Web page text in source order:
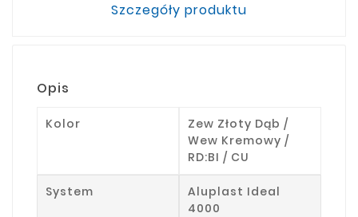
Szczegóły produktu
Opis
Kolor
Zew Złoty Dąb /
Wew Kremowy /
RD:BI / CU
System
Aluplast Ideal
4000